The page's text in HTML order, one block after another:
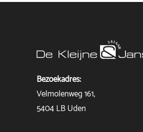
Bezoekadres:
Velmolenweg 161,
5404 LB Uden